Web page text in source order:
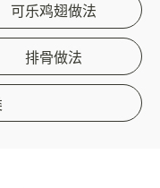
可乐鸡翅做法
排骨做法